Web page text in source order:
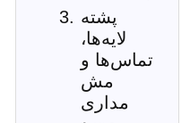
پشته
لایه‌ها،
تماس‌ها و
مش
مداری